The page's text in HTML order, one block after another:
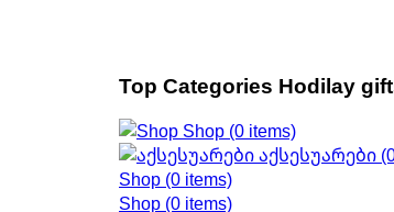
Top Categories Hodilay
Shop (0 items)
აქსესუარები
Shop (0 items)
Shop (0 items)